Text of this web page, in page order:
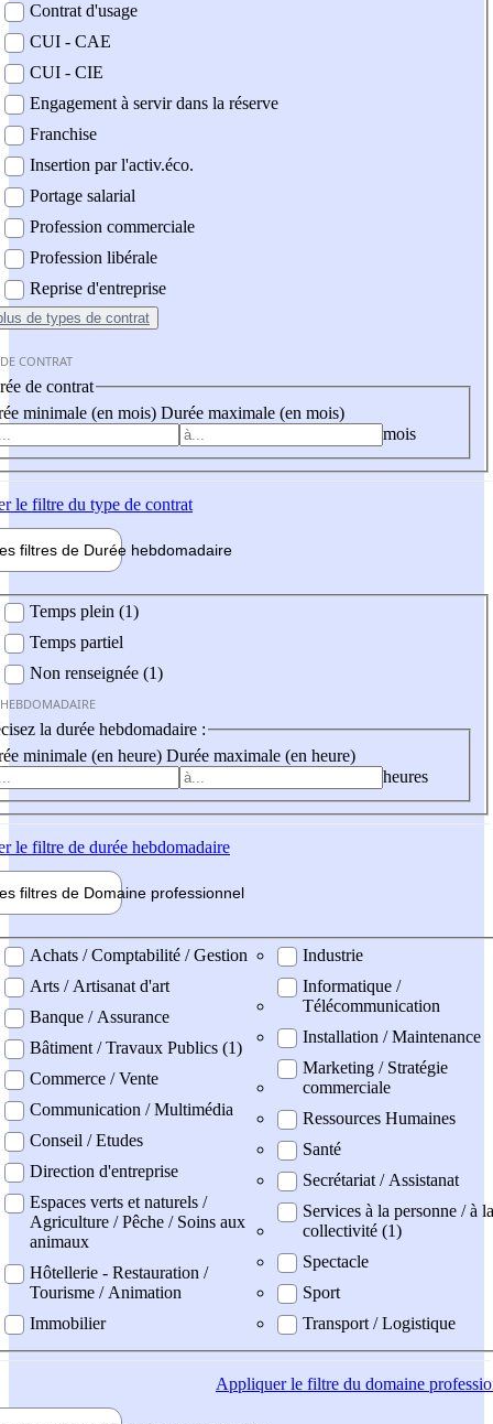
Contrat d'usage
CUI - CAE
CUI - CIE
Engagement à servir dans la réserve
Franchise
Insertion par l'activ.éco.
Portage salarial
Profession commerciale
Profession libérale
Reprise d'entreprise
de types de contrat
CONTRAT
de contrat
minimale (en mois) Durée maximale (en mois)
mois
le filtre du type de contrat
filtres de Durée hebdomadaire
Temps plein (1)
Temps partiel
Non renseignée (1)
la durée hebdomadaire :
minimale (en heure) Durée maximale (en heure)
heures
le filtre de durée hebdomadaire
filtres de Domaine professionnel
professionel
Achats / Comptabilité / Gestion
Arts / Artisanat d'art
Banque / Assurance
Bâtiment / Travaux Publics (1)
Commerce / Vente
Communication / Multimédia
Conseil / Etudes
Direction d'entreprise
Espaces verts et naturels /
Agriculture / Pêche / Soins aux
animaux
Hôtellerie - Restauration /
Tourisme / Animation
Immobilier
Industrie
Informatique /
Télécommunication
Installation / Maintenance
Marketing / Stratégie
commerciale
Ressources Humaines
Santé
Secrétariat / Assistanat
Services à la personne / à la
collectivité (1)
Spectacle
Sport
Transport / Logistique
Appliquerle filtre du domaine